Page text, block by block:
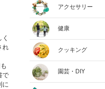
れ
で
に
アクセサリー
健康
クッキング
園芸・DIY